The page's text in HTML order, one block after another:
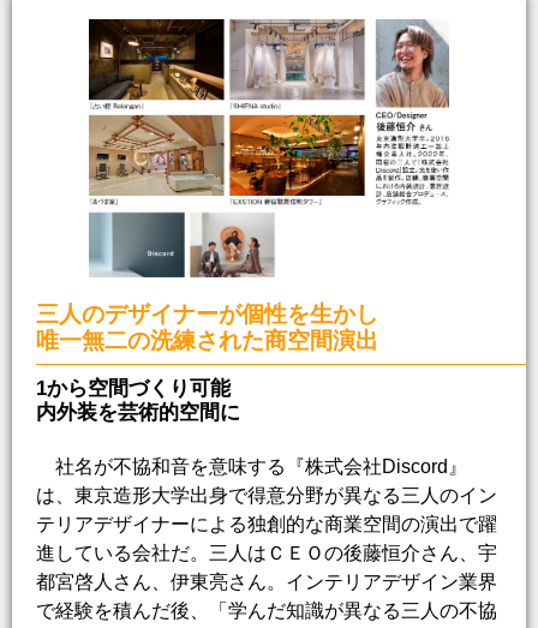
三人のデザイナーが個性を生かし
唯一無二の洗練された商空間演出
1から空間づくり可能
内外装を芸術的空間に
社名が不協和音を意味する『株式会社Discord』
は、東京造形大学出身で得意分野が異なる三人のイン
テリアデザイナーによる独創的な商業空間の演出で躍
進している会社だ。三人はＣＥＯの後藤恒介さん、宇
都宮啓人さん、伊東亮さん。インテリアデザイン業界
で経験を積んだ後、「学んだ知識が異なる三人の不協